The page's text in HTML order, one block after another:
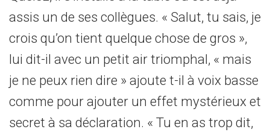
assis un de ses collègues. « Salut, tu sais, je
crois qu’on tient quelque chose de gros »,
lui dit-il avec un petit air triomphal, « mais
je ne peux rien dire » ajoute t-il à voix basse
comme pour ajouter un effet mystérieux et
secret à sa déclaration. « Tu en as trop dit,